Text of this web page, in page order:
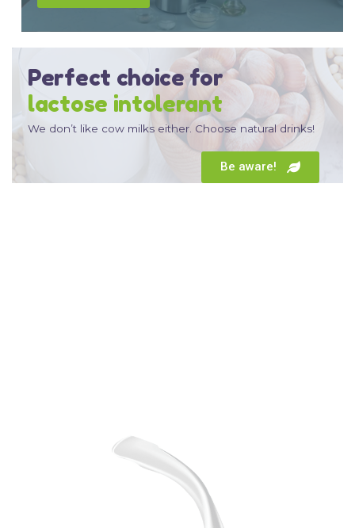
Perfect choice for
paleo lifestyle
We don’t like cow milks either. Choose natural drinks!
Be aware!